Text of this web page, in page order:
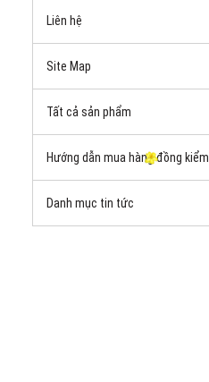
Liên hệ
Site Map
Tất cả sản phẩm
Hướng dẫn mua hàng đồng kiểm
Danh mục tin tức